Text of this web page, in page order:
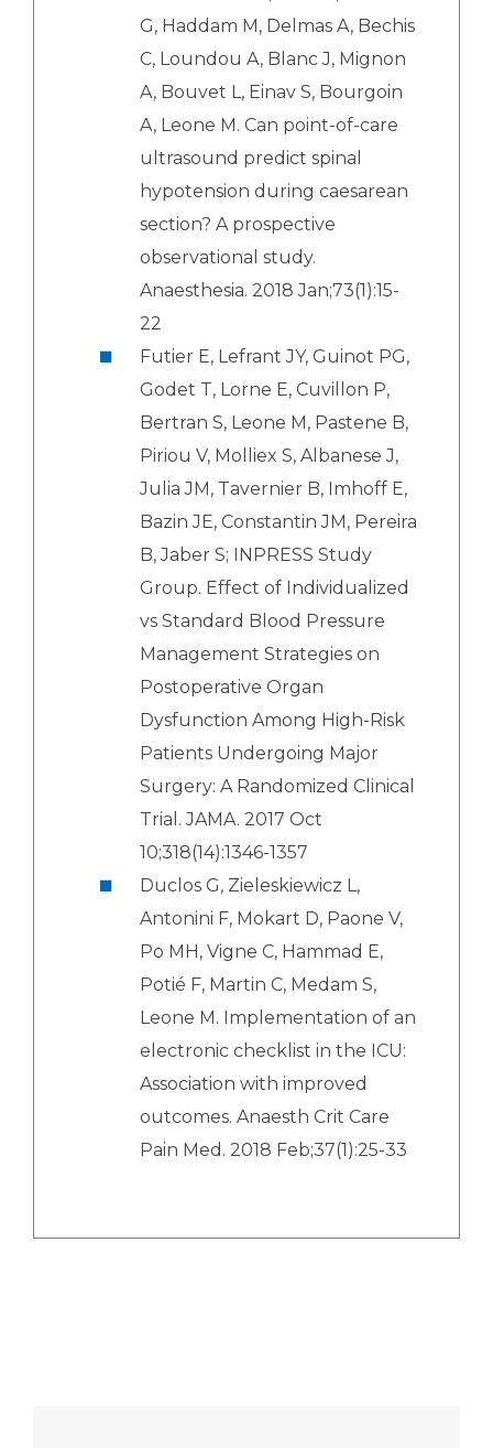
G, Haddam M, Delmas A, Bechis
C, Loundou A, Blanc J, Mignon
A, Bouvet L, Einav S, Bourgoin
A, Leone M. Can point-of-care
ultrasound predict spinal
hypotension during caesarean
section? A prospective
observational study.
Anaesthesia. 2018 Jan;73(1):15-
22
Futier E, Lefrant JY, Guinot PG,
Godet T, Lorne E, Cuvillon P,
Bertran S, Leone M, Pastene B,
Piriou V, Molliex S, Albanese J,
Julia JM, Tavernier B, Imhoff E,
Bazin JE, Constantin JM, Pereira
B, Jaber S; INPRESS Study
Group. Effect of Individualized
vs Standard Blood Pressure
Management Strategies on
Postoperative Organ
Dysfunction Among High-Risk
Patients Undergoing Major
Surgery: A Randomized Clinical
Trial. JAMA. 2017 Oct
10;318(14):1346-1357
Duclos G, Zieleskiewicz L,
Antonini F, Mokart D, Paone V,
Po MH, Vigne C, Hammad E,
Potié F, Martin C, Medam S,
Leone M. Implementation of an
electronic checklist in the ICU:
Association with improved
outcomes. Anaesth Crit Care
Pain Med. 2018 Feb;37(1):25-33